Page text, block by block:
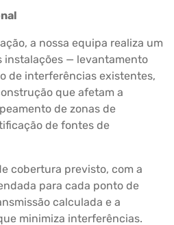
a nossa equipa realiza um
instalações — levantamento
de interferências existentes,
que afetam a
de zonas de
de fontes de
cobertura previsto, com a
para cada ponto de
calculada e a
minimiza interferências.